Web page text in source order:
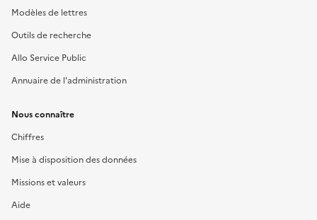
Modèles de lettres
Outils de recherche
Allo Service Public
Annuaire de l'administration
Nous connaître
Chiffres
Mise à disposition des données
Missions et valeurs
Aide